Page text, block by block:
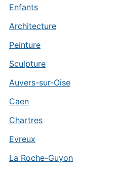
Enfants
Architecture
Peinture
Sculpture
Auvers-sur-Oise
Caen
Chartres
Evreux
La Roche-Guyon